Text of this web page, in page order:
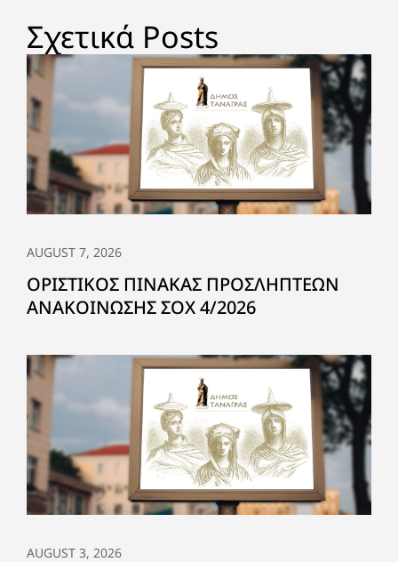
Σχετικά Posts
AUGUST 7, 2026
ΟΡΙΣΤΙΚΟΣ ΠΙΝΑΚΑΣ ΠΡΟΣΛΗΠΤΕΩΝ
ΑΝΑΚΟΙΝΩΣΗΣ ΣΟΧ 4/2026
AUGUST 3, 2026